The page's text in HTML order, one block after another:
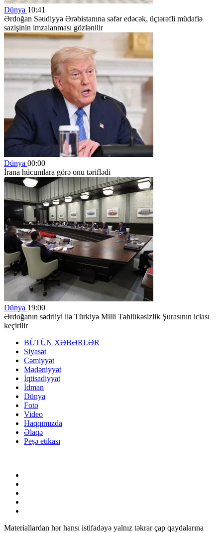
Dünya 10:41
Ərdoğan Səudiyyə Ərəbistanına səfər edəcək, üçtərəfli müdafiə
sazişinin imzalanması gözlənilir
Dünya 00:00
İrana hücumlara görə onu təriflədi
Dünya 19:00
Ərdoğanın sədrliyi ilə Türkiyə Milli Təhlükəsizlik Şurasının iclası
keçirilir
BÜTÜN XƏBƏRLƏR
Siyasət
Cəmiyyət
Mədəniyyət
İqtisadiyyat
İdman
Dünya
Foto
Video
Haqqımızda
Əlaqə
Peşə etikası
Materiallardan hər hansı istifadəyə yalnız təkrar çap qaydalarına